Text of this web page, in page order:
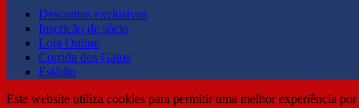
Descontos exclusivos
Inscrição de sócio
Loja Online
Corrida dos Galos
Estádio
Este website utiliza cookies para permitir uma melhor experiência